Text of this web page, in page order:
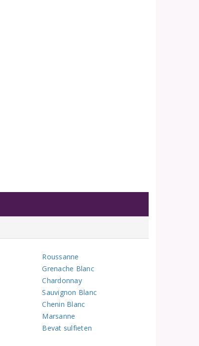
Roussanne
Grenache Blanc
Chardonnay
Sauvignon Blanc
Chenin Blanc
Marsanne
Bevat sulfieten